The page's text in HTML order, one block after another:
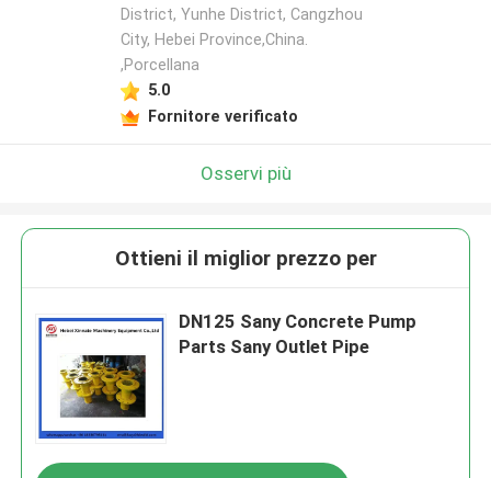
District, Yunhe District, Cangzhou
City, Hebei Province,China.
,Porcellana
5.0
Fornitore verificato
Osservi più
Ottieni il miglior prezzo per
DN125 Sany Concrete Pump
Parts Sany Outlet Pipe